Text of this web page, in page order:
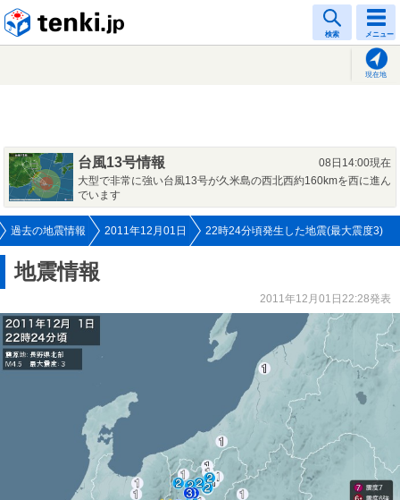
検索 メニュー
現在地
台風13号情報
08日14:00現在
大型で非常に強い台風13号が久米島の西北西約160kmを西に進ん
でいます
過去の地震情報 2011年12月01日 22時24分頃発生した地震(最大震度3)
地震情報
2011年12月01日22:28発表